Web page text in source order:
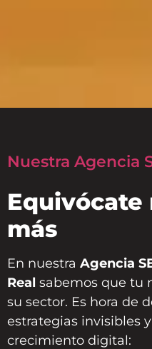
Nuestra Agencia
Equivócate
más
En nuestra Agencia
Real sabemos que tu
su sector. Es hora de
estrategias invisibles
crecimiento digital: